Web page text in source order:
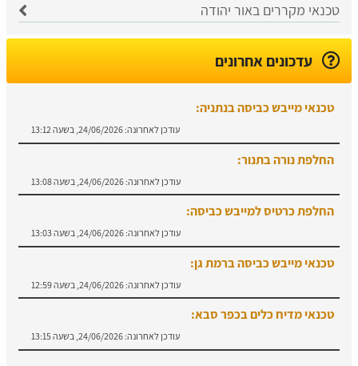
טכנאי מקררים באור יהודה
עדכונים אחרונים
טכנאי מייבש כביסה בנתניה:
עודכן לאחרונה: 24/06/2026, בשעה 13:12
החלפת נורה בתנור:
עודכן לאחרונה: 24/06/2026, בשעה 13:08
החלפת כרטיס למייבש כביסה:
עודכן לאחרונה: 24/06/2026, בשעה 13:03
טכנאי מייבש כביסה ברמת גן:
עודכן לאחרונה: 24/06/2026, בשעה 12:59
טכנאי מדיח כלים בכפר סבא:
עודכן לאחרונה: 24/06/2026, בשעה 13:15